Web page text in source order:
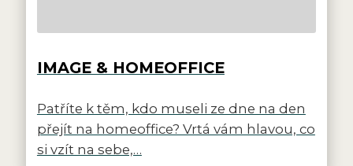
IMAGE & HOMEOFFICE
Patříte k těm, kdo museli ze dne na den
přejít na homeoffice? Vrtá vám hlavou, co
si vzít na sebe,…